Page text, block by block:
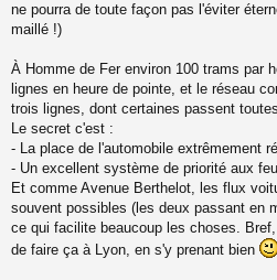
a
g
n
o
n
l
u
ne pourra de toute façon pas l'éviter
maillé !)
À Homme de Fer environ 100 trams par
lignes en heure de pointe, et le réseau
trois lignes, dont certaines passent
Le secret c'est :
- La place de l'automobile extrêmement
- Un excellent système de priorité aux
Et comme Avenue Berthelot, les flux
souvent possibles (les deux passant en
ce qui facilite beaucoup les choses.
de faire ça à Lyon, en s'y prenant bien